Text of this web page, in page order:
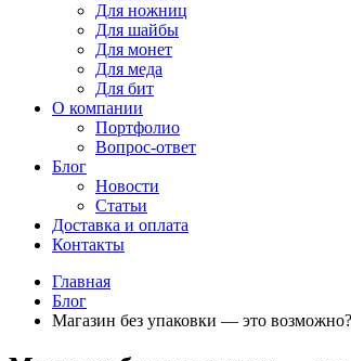
Для ножниц
Для шайбы
Для монет
Для меда
Для бит
О компании
Портфолио
Вопрос-ответ
Блог
Новости
Статьи
Доставка и оплата
Контакты
Главная
Блог
Магазин без упаковки — это возможно?